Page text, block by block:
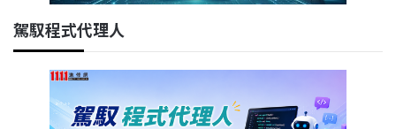
駕馭程式代理人